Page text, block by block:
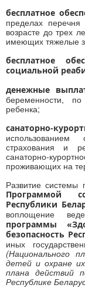
бесплатное
пределах перечня
возрасте до трех
имеющих тяжелые
бесплатное
социальной
денежные
беременности,
ребенка;
санаторно-
использованием
страхования и
санаторно-
проживающих на
Развитие системы
Программой
Республики
воплощение
программы
безопасность
иных
(Национального
детей и охране
плана действий
Республике